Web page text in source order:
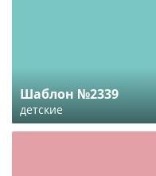
Шаблон №2339
детские